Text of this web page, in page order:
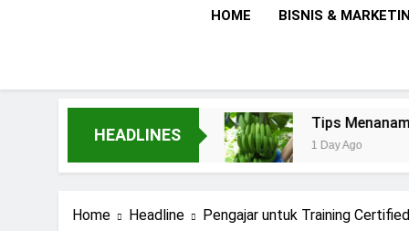
HOME BISNIS &
HEADLINES
Tips Menanam Pisang :
1 Day Ago
Home Headline Pengajar untuk Training